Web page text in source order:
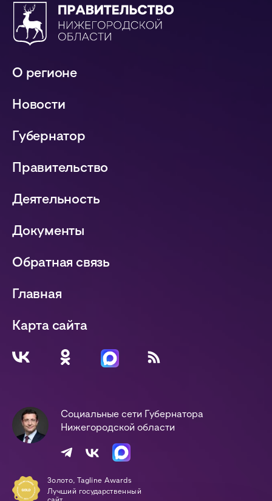
О регионе
Новости
Губернатор
Правительство
Деятельность
Документы
Обратная связь
Главная
Карта сайта
Социальные сети Губернатора
Нижегородской области
Золото, Tagline Awards
Лучший государственный